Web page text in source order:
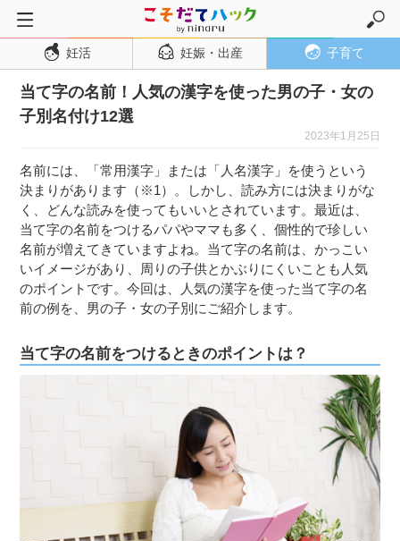
トップページ
妊活
妊娠・出産
妊娠初期
妊娠中期
妊娠後期
出産
子育て・育児
１歳児
妊活 妊娠・出産 子育て
当て字の名前！人気の漢字を使った男の子・女の
子別名付け12選
2023年1月25日
名前には、「常用漢字」または「人名漢字」を使うという
決まりがあります（※1）。しかし、読み方には決まりがな
く、どんな読みを使ってもいいとされています。最近は、
当て字の名前をつけるパパやママも多く、個性的で珍しい
名前が増えてきていますよね。当て字の名前は、かっこい
いイメージがあり、周りの子供とかぶりにくいことも人気
のポイントです。今回は、人気の漢字を使った当て字の名
前の例を、男の子・女の子別にご紹介します。
当て字の名前をつけるときのポイントは？